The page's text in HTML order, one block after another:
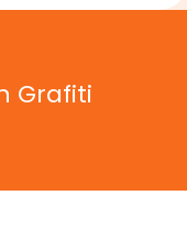
Grafiti